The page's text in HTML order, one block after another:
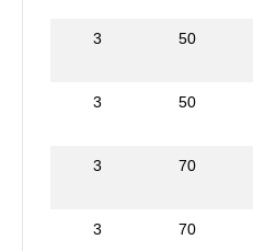
3 50
3 50
3 70
3 70